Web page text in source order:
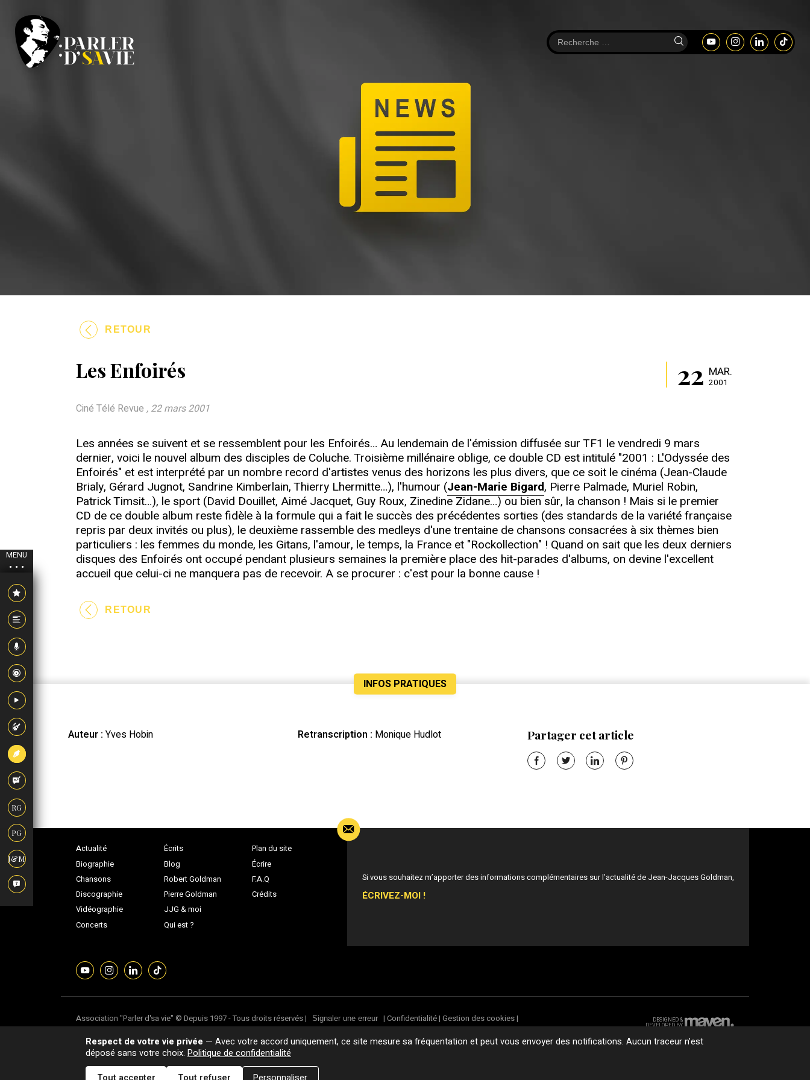
MENU
RG
PG
J&M
RETOUR
Les Enfoirés 22 MAR.
2001
Ciné Télé Revue , 22 mars 2001
Les années se suivent et se ressemblent pour les Enfoirés… Au lendemain de l'émission diffusée sur TF1 le vendredi 9 mars
dernier, voici le nouvel album des disciples de Coluche. Troisième millénaire oblige, ce double CD est intitulé "2001 : L'Odyssée des
Enfoirés" et est interprété par un nombre record d'artistes venus des horizons les plus divers, que ce soit le cinéma (Jean-Claude
Brialy, Gérard Jugnot, Sandrine Kimberlain, Thierry Lhermitte…), l'humour (Jean-Marie Bigard, Pierre Palmade, Muriel Robin,
Patrick Timsit…), le sport (David Douillet, Aimé Jacquet, Guy Roux, Zinedine Zidane…) ou bien sûr, la chanson ! Mais si le premier
CD de ce double album reste fidèle à la formule qui a fait le succès des précédentes sorties (des standards de la variété française
repris par deux invités ou plus), le deuxième rassemble des medleys d'une trentaine de chansons consacrées à six thèmes bien
particuliers : les femmes du monde, les Gitans, l'amour, le temps, la France et "Rockollection" ! Quand on sait que les deux derniers
disques des Enfoirés ont occupé pendant plusieurs semaines la première place des hit-parades d'albums, on devine l'excellent
accueil que celui-ci ne manquera pas de recevoir. A se procurer : c'est pour la bonne cause !
RETOUR
INFOS PRATIQUES
Auteur : Yves Hobin Retranscription : Monique Hudlot Partager cet article
Actualité
Biographie
Chansons
Discographie
Vidéographie
Concerts
Écrits
Blog
Robert Goldman
Pierre Goldman
JJG & moi
Qui est ?
Plan du site
Écrire
F.A.Q
Crédits
Si vous souhaitez m’apporter des informations complémentaires sur l’actualité de Jean-Jacques Goldman,
ÉCRIVEZ-MOI !
Association "Parler d'sa vie" © Depuis 1997 - Tous droits réservés | Signaler une erreur | Confidentialité| Gestion des cookies|
Dernière mise à jour : 05/08/2026
DESIGNED &
DEVELOPED BY
Respect de votre vie privée — Avec votre accord uniquement, ce site mesure sa fréquentation et peut vous envoyer des notifications. Aucun traceur n’est
déposé sans votre choix. Politique de confidentialité